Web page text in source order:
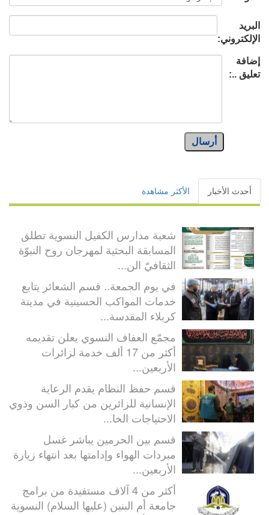
البريد
الإلكتروني:
إضافة
تعليق ..:
أرسال
أحدث الأخبار الأكثر مشاهدة
شعبة مدارس الكفيل النسوية تطلق
المسابقة البحثية لمهرجان روح النبوّة
الثقافيّ الن...
في يوم الجمعة.. قسم الشعائر يتابع
خدمات المواكب الحسينية في مدينة
كربلاء المقدسة...
مجمّع العفاف النسوي يعلن تقديمه
أكثر من 17 ألف خدمة لزائرات
الأربعين...
قسم حفظ النظام يقدم الرعاية
الإنسانية للزائرين من كبار السن وذوي
الاحتياجات الخا...
قسم بين الحرمين يباشر غسل
مبردات الهواء وإدامتها بعد انتهاء زيارة
الأربعين...
أكثر من 4 آلاف مستفيدة من برامج
جامعة أم البنين (عليها السلام) النسوية